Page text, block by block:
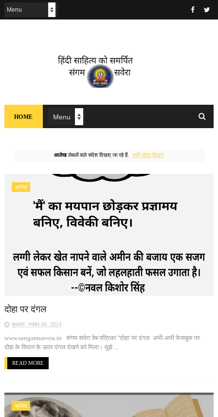
HOME
आलेखलेबलों वाले संदेश दिखाए जा रहे हैं. सभी संदेश दिखाएं
आलेख
दोहा पर दंगल
बुधवार, नवंबर 06, 2024
www.sangamsavera.in संगम सवेरा वेब पत्रिका ''दोहा' पर दंगल अभी-अभी फेसबुक पर
दोहा के विधान के ऊपर दंगल देखने को मिला। मुझे ...
READ MORE
आलेख